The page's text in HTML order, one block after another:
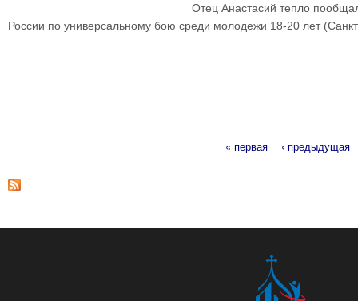
Отец Анастасий тепло
России по универсальному бою среди молодежи 18-20 лет
Страницы
« первая ‹ предыдущая